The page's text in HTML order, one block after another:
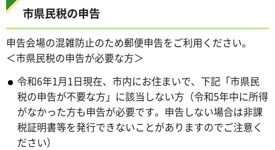
市県民税の申告
申告会場の混雑防止のため郵便申告をご利用ください。
＜市県民税の申告が必要な方＞
令和6年1月1日現在、市内にお住まいで、下記「市県民
税の申告が不要な方」に該当しない方（令和5年中に所得
がなかった方も申告が必要です。申告しない場合は非課
税証明書等を発行できないことがありますのでご注意く
ださい）